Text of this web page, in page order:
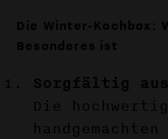
Die Winter-Kochbox:
Besonderes ist
Sorgfältig
Die